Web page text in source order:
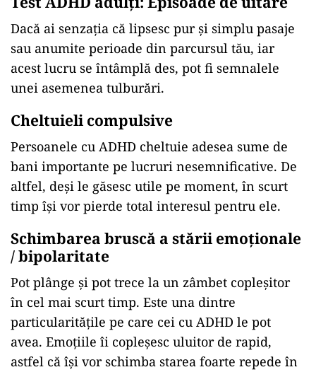
Dacă ai senzația că lipsesc pur și simplu pasaje
sau anumite perioade din parcursul tău, iar
acest lucru se întâmplă des, pot fi semnalele
unei asemenea tulburări.
Cheltuieli compulsive
Persoanele cu ADHD cheltuie adesea sume de
bani importante pe lucruri nesemnificative. De
altfel, deși le găsesc utile pe moment, în scurt
timp își vor pierde total interesul pentru ele.
Schimbarea bruscă a stării emoționale
/ bipolaritate
Pot plânge și pot trece la un zâmbet copleșitor
în cel mai scurt timp. Este una dintre
particularitățile pe care cei cu ADHD le pot
avea. Emoțiile îi copleșesc uluitor de rapid,
astfel că își vor schimba starea foarte repede în